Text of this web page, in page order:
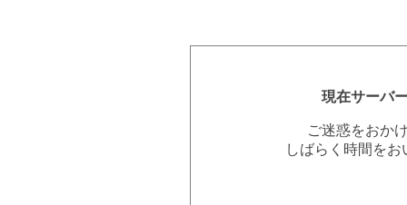
現在サーバ
ご迷惑をおか
しばらく時間を